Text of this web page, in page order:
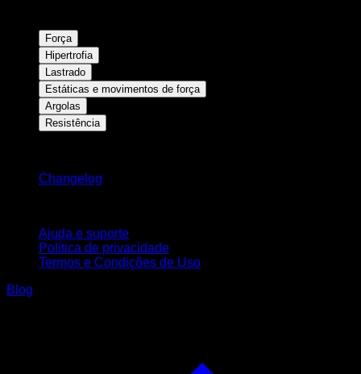
Força
Hipertrofia
Lastrado
Estáticas e movimentos de força
Argolas
Resistência
Changelog
Ajuda e suporte
Política de privacidade
Termos e Condições de Uso
Blog